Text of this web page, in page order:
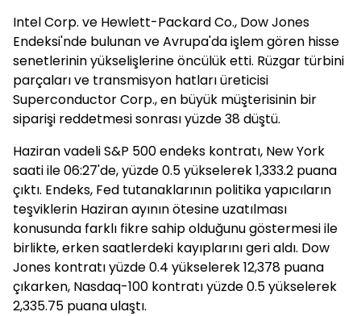
Intel Corp. ve Hewlett-Packard Co., Dow Jones
Endeksi'nde bulunan ve Avrupa'da işlem gören hisse
senetlerinin yükselişlerine öncülük etti. Rüzgar türbini
parçaları ve transmisyon hatları üreticisi
Superconductor Corp., en büyük müşterisinin bir
siparişi reddetmesi sonrası yüzde 38 düştü.
Haziran vadeli S&P 500 endeks kontratı, New York
saati ile 06:27'de, yüzde 0.5 yükselerek 1,333.2 puana
çıktı. Endeks, Fed tutanaklarının politika yapıcıların
teşviklerin Haziran ayının ötesine uzatılması
konusunda farklı fikre sahip olduğunu göstermesi ile
birlikte, erken saatlerdeki kayıplarını geri aldı. Dow
Jones kontratı yüzde 0.4 yükselerek 12,378 puana
çıkarken, Nasdaq-100 kontratı yüzde 0.5 yükselerek
2,335.75 puana ulaştı.